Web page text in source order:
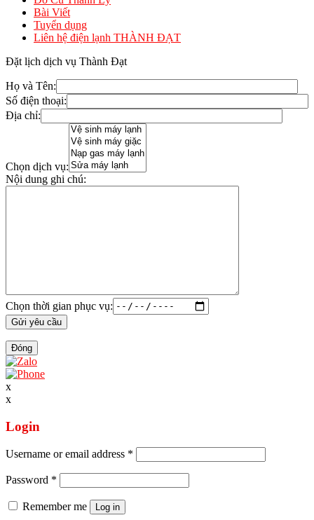
Bài Viết
Tuyển dụng
Liên hệ điện lạnh THÀNH ĐẠT
Đặt lịch dịch vụ Thành Đạt
Họ và Tên:
Số điện thoại:
Địa chỉ:
Chọn dịch vụ:
Nội dung ghi chú:
Chọn thời gian phục vụ:
Đóng
x
x
Login
Username or email address *
Password *
Remember me Log in